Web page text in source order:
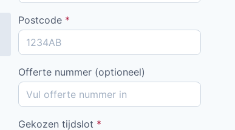
Postcode *
Offerte nummer (optioneel)
Gekozen tijdslot *